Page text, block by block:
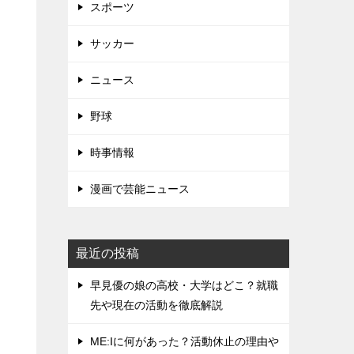
スポーツ
サッカー
ニュース
野球
時事情報
漫画で芸能ニュース
最近の投稿
早見優の娘の高校・大学はどこ？就職
先や現在の活動を徹底解説
ME:Iに何があった？活動休止の理由や